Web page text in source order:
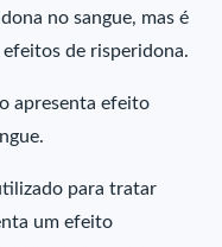
no sangue, mas é
de risperidona.
apresenta efeito
para tratar
um efeito